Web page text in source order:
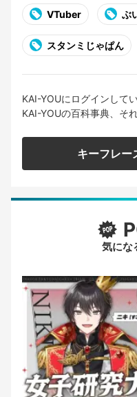
VTuber ぶ
スタンミじゃぱん
KAI-YOUにログインして
KAI-YOUの百科事典、そ
キーフレー
気にな